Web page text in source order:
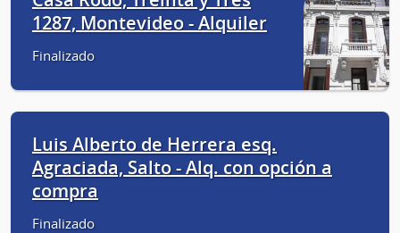
1287, Montevideo - Alquiler
Finalizado
Luis Alberto de Herrera esq.
Agraciada, Salto - Alq. con opción a
compra
Finalizado